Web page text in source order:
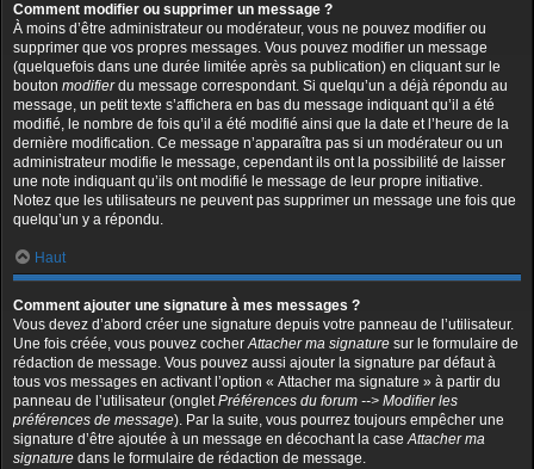
Comment modifier ou supprimer un message ?
À moins d’être administrateur ou modérateur, vous ne pouvez modifier ou
supprimer que vos propres messages. Vous pouvez modifier un message
(quelquefois dans une durée limitée après sa publication) en cliquant sur le
bouton modifierdu message correspondant. Si quelqu’un a déjà répondu au
message, un petit texte s’affichera en bas du message indiquant qu’il a été
modifié, le nombre de fois qu’il a été modifié ainsi que la date et l’heure de la
dernière modification. Ce message n’apparaîtra pas si un modérateur ou un
administrateur modifie le message, cependant ils ont la possibilité de laisser
une note indiquant qu’ils ont modifié le message de leur propre initiative.
Notez que les utilisateurs ne peuvent pas supprimer un message une fois que
quelqu’un y a répondu.
Haut
Comment ajouter une signature à mes messages ?
Vous devez d’abord créer une signature depuis votre panneau de l’utilisateur.
Une fois créée, vous pouvez cocherAttacher ma signature sur le formulaire de
rédaction de message. Vous pouvez aussi ajouter la signature par défaut à
tous vos messages en activant l’option « Attacher ma signature » à partir du
panneau de l’utilisateur (ongletPréférences du forum --> Modifier les
préférences de message). Par la suite, vous pourrez toujours empêcher une
signature d’être ajoutée à un message en décochant la caseAttacher ma
signature dans le formulaire de rédaction de message.